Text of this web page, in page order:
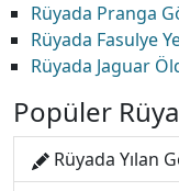
Rüyada Pranga
Rüyada Fasulye
Rüyada Jaguar
Popüler
Rüyada Yılan